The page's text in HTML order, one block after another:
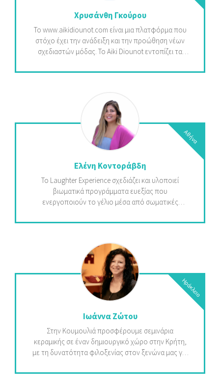
Χρυσάνθη Γκούρου
To www.aikidiounot.com είναι μια πλατφόρμα που
στόχο έχει την ανάδειξη και την προώθηση νέων
σχεδιαστών μόδας. Το Aiki Diounot εντοπίζει τα
συλλογές τους με έμπειρη καθοδήγηση και στη
τις οποίες και διαθέτει στο κοινό μέσω του e-shop
www.aikidiounot.com
Αθήνα
Ελένη Κοντοράβδη
Το Laughter Experience σχεδιάζει και υλοποιεί
βιωματικά προγράμματα ευεξίας που
ενεργοποιούν το γέλιο μέσα από σωματικές
Ψυχολογίας. Μέσα από εταιρικά προγράμματα,
βοηθά ανθρώπους, ομάδες και οργανισμούς να
βιώνουν περισσότερες στιγμές θετικών
συναισθημάτων, να ενισχύουν την ψυχική
ανθεκτικότητα και να δημιουργούν ουσιαστικές
σχέσεις. Όραμά μας είναι ένας κόσμος όπου όλο και
περισσότεροι άνθρωποι φροντίζουν συνειδητά τη
χαρά τους, μέσα από εμπειρίες γέλιου που τους
βοηθούν να ανθίζουν.
Ηράκλειο
Ιωάννα Ζώτου
Στην Κουμουλιά προσφέρουμε σεμινάρια
κεραμικής σε έναν δημιουργικό χώρο στην Κρήτη,
με τη δυνατότητα φιλοξενίας στον ξενώνα μας για
Παράλληλα, διαθέτουμε χειροποίητες δημιουργίες